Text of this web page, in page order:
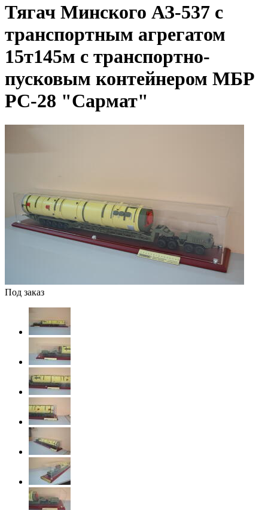
Тягач Минского АЗ-537 с
транспортным агрегатом
15т145м с транспортно-
пусковым контейнером МБР
РС-28 "Сармат"
Под заказ